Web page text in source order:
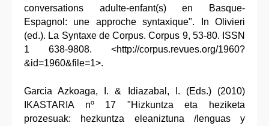
conversations adulte-enfant(s) en Basque-
Espagnol: une approche syntaxique". In Olivieri
(ed.). La Syntaxe de Corpus. Corpus 9, 53-80. ISSN
1 638-9808. <http://corpus.revues.org/1960?
&id=1960&file=1>.
Garcia Azkoaga, I. & Idiazabal, I. (Eds.) (2010)
IKASTARIA nº 17 "Hizkuntza eta heziketa
prozesuak: hezkuntza eleaniztuna /lenguas y